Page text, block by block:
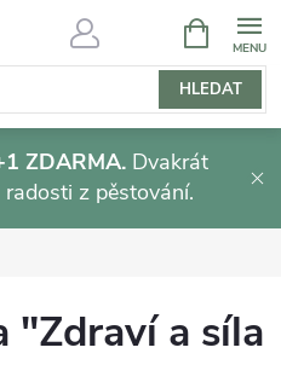
HLEDAT
NÁKUPNÍ
KOŠÍK
ZDARMA. Dvakrát
z pěstování.
"Zdraví a síla